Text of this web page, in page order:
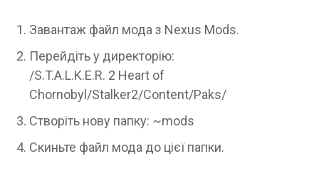
Завантаж файл мода з Nexus Mods.
Перейдіть у директорію:
/S.T.A.L.K.E.R. 2 Heart of
Chornobyl/Stalker2/Content/Paks/
Створіть нову папку: ~mods
Скиньте файл мода до цієї папки.